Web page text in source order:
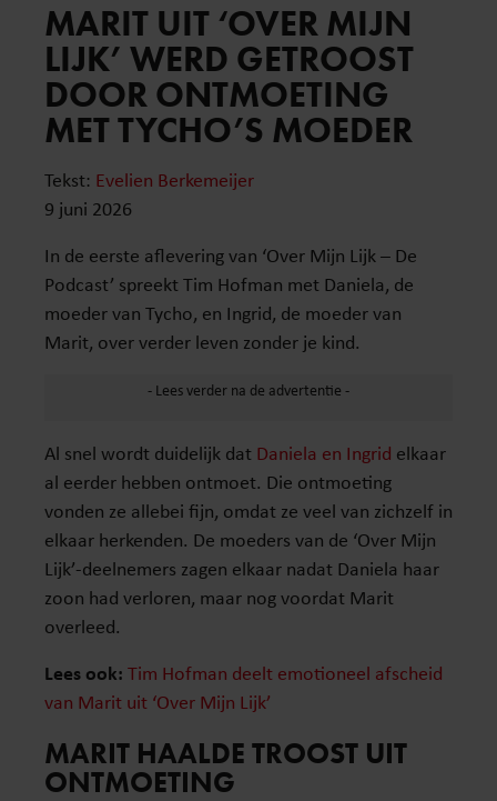
MARIT UIT ‘OVER MIJN
LIJK’ WERD GETROOST
DOOR ONTMOETING
MET TYCHO’S MOEDER
Tekst: Evelien Berkemeijer
9 juni 2026
In de eerste aflevering van ‘Over Mijn Lijk – De
Podcast’ spreekt Tim Hofman met Daniela, de
moeder van Tycho, en Ingrid, de moeder van
Marit, over verder leven zonder je kind.
Al snel wordt duidelijk dat Daniela en Ingrid elkaar
al eerder hebben ontmoet. Die ontmoeting
vonden ze allebei fijn, omdat ze veel van zichzelf in
elkaar herkenden. De moeders van de ‘Over Mijn
Lijk’-deelnemers zagen elkaar nadat Daniela haar
zoon had verloren, maar nog voordat Marit
overleed.
Lees ook: Tim Hofman deelt emotioneel afscheid
van Marit uit ‘Over Mijn Lijk’
MARIT HAALDE TROOST UIT
ONTMOETING